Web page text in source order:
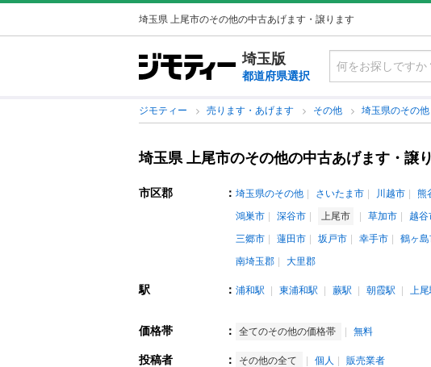
埼玉県 上尾市のその他の中古あげます・譲ります
埼玉版
都道府県選択
ジモティー 売ります・あげます その他 埼玉県のその他
埼玉県 上尾市のその他の中古あげます・譲
市区郡 ： 埼玉県のその他 さいたま市 川越市 熊
鴻巣市
深谷市 上尾市 草加市 越谷
三郷市
蓮田市 坂戸市 幸手市 鶴ヶ
南埼玉郡
大里郡
駅 ： 浦和駅 東浦和駅 蕨駅 朝霞駅 上
価格帯 ： 全てのその他の価格帯 無料
投稿者 ： その他の全て 個人 販売業者